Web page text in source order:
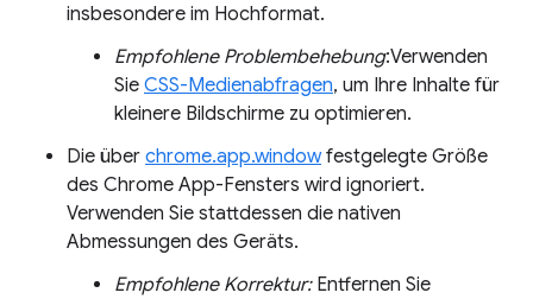
insbesondere im Hochformat.
Empfohlene Problembehebung:Verwenden
Sie CSS-Medienabfragen, um Ihre Inhalte für
kleinere Bildschirme zu optimieren.
Die über chrome.app.windowfestgelegte Größe
des Chrome App-Fensters wird ignoriert.
Verwenden Sie stattdessen die nativen
Abmessungen des Geräts.
Empfohlene Korrektur:Entfernen Sie